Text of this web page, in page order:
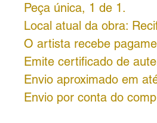
Peça única, 1 de 1.
Local atual da obra:
O artista recebe
Emite certificado de
Envio aproximado em
Envio por conta do